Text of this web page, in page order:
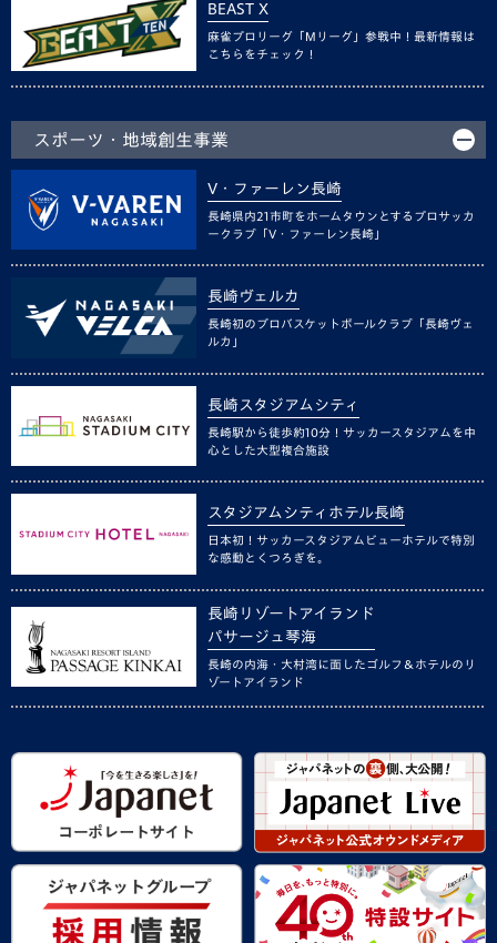
BEAST X
麻雀プロリーグ「Mリーグ」参戦中！最新情報は
こちらをチェック！
スポーツ・地域創生事業
V・ファーレン長崎
長崎県内21市町をホームタウンとするプロサッカ
ークラブ「V・ファーレン長崎」
長崎ヴェルカ
長崎初のプロバスケットボールクラブ「長崎ヴェ
ルカ」
長崎スタジアムシティ
長崎駅から徒歩約10分！サッカースタジアムを中
心とした大型複合施設
スタジアムシティホテル長崎
日本初！サッカースタジアムビューホテルで特別
な感動とくつろぎを。
長崎リゾートアイランド
パサージュ琴海
長崎の内海・大村湾に面したゴルフ＆ホテルのリ
ゾートアイランド